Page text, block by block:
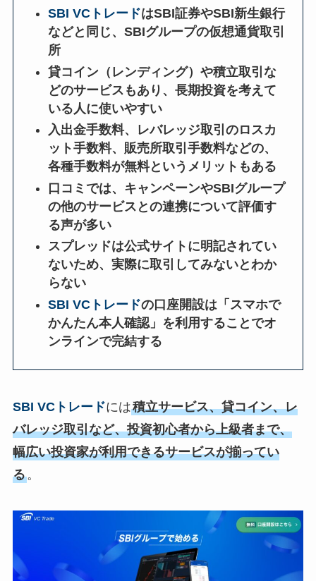
SBI VCトレードはSBI証券やSBI新生銀行
などと同じ、SBIグループの仮想通貨取引
所
貸コイン（レンディング）や積立取引な
どのサービスもあり、長期投資を考えて
いる人に使いやすい
入出金手数料、レバレッジ取引のロスカ
ット手数料、販売所取引手数料などの、
各種手数料が無料というメリットもある
口コミでは、キャンペーンやSBIグループ
の他のサービスとの連携について評価す
る声が多い
スプレッドは公式サイトに明記されてい
ないため、実際に取引してみないとわか
らない
SBI VCトレードの口座開設は「スマホで
かんたん本人確認」を利用することでオ
ンラインで完結する
SBI VCトレードには積立サービス、貸コイン、レ
バレッジ取引など、投資初心者から上級者まで、
幅広い投資家が利用できるサービスが揃ってい
る。